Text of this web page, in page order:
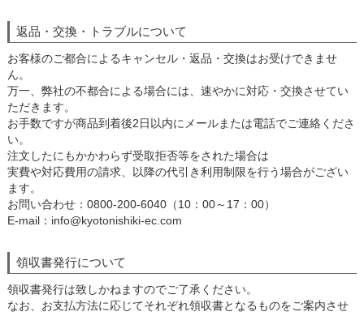
返品・交換・トラブルについて
お客様のご都合によるキャンセル・返品・交換はお受けできませ
ん。
万一、弊社の不都合による場合には、速やかに対応・交換させてい
ただきます。
お手数ですが商品到着後2日以内にメールまたは電話でご連絡くださ
い。
注文したにもかかわらず受取拒否等をされた場合は
実費や対応費用の請求、以降の代引き利用制限を行う場合がござい
ます。
お問い合わせ：0800-200-6040（10：00～17：00）
E-mail：info@kyotonishiki-ec.com
領収書発行について
領収書発行は致しかねますのでご了承ください。
なお、お支払方法に応じてそれぞれ領収書となるものをご案内させ